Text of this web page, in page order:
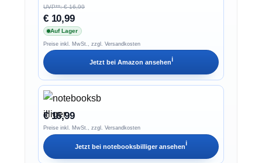
UVP**: € 16,99
€ 10,99
Auf Lager
Preise inkl. MwSt., zzgl. Versandkosten
Jetzt bei Amazon ansehenℹ︎
€ 16,99
Preise inkl. MwSt., zzgl. Versandkosten
Jetzt bei notebooksbilligeransehenℹ︎